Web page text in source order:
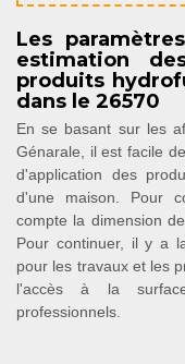
Les
estimation
produits
dans le 26570
En se basant sur les
Génarale, il est facile
d'application des
d'une maison. Pour
compte la dimension
Pour continuer, il y a
pour les travaux et les
l'accès à la
professionnels.